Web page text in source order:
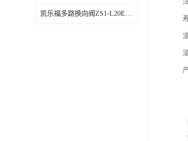
凯乐福多路换向阀ZS1-L20E-OT多路阀厂家